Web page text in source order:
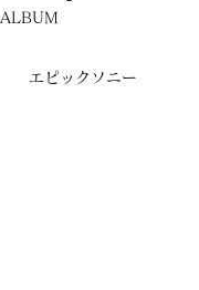
ALBUM
エピックソニー